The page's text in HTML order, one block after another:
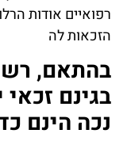
רפואיים אודות
הזכאות לה
בהתאם,
בגינם
נכה הינם